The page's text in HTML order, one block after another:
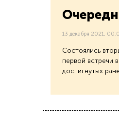
13 декабря 2021,
Состоялись
первой встречи
достигнутых